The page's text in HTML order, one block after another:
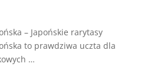
– Japońskie rarytasy
to prawdziwa uczta dla
…